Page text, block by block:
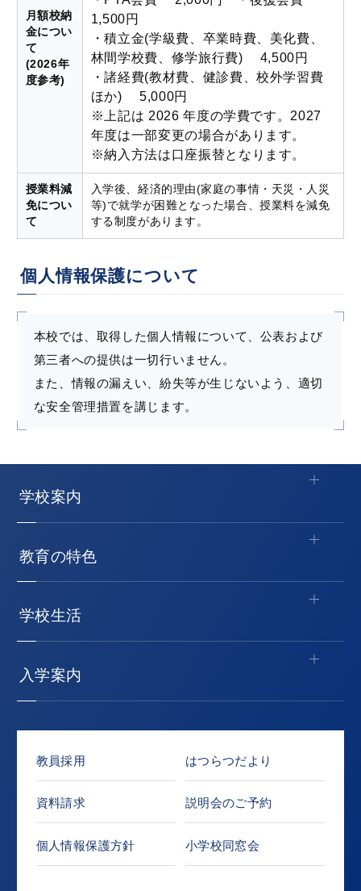
月額校納
金につい
て
(2026年
度参考)
1,500円
・積立金(学級費、卒業時費、美化費、
林間学校費、修学旅行費) 4,500円
・諸経費(教材費、健診費、校外学習費
ほか) 5,000円
※上記は 2026 年度の学費です。2027
年度は一部変更の場合があります。
※納入方法は口座振替となります。
授業料減
免につい
て
入学後、経済的理由(家庭の事情・天災・人災
等)で就学が困難となった場合、授業料を減免
する制度があります。
個人情報保護について
本校では、取得した個人情報について、公表および
第三者への提供は一切行いません。
また、情報の漏えい、紛失等が生じないよう、適切
な安全管理措置を講じます。
学校案内
教育の特色
学校生活
入学案内
教員採用 はつらつだより
資料請求 説明会のご予約
個人情報保護方針 小学校同窓会